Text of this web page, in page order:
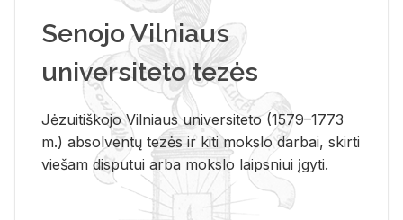
Senojo Vilniaus
universiteto tezės
Jėzuitiškojo Vilniaus universiteto (1579–1773
m.) absolventų tezės ir kiti mokslo darbai, skirti
viešam disputui arba mokslo laipsniui įgyti.